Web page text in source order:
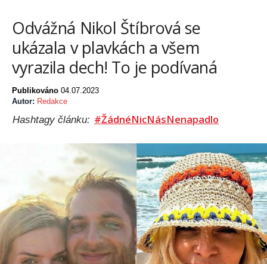
Odvážná Nikol Štíbrová se
ukázala v plavkách a všem
vyrazila dech! To je podívaná
Publikováno 04.07.2023
Autor: Redakce
Hashtagy článku: #ŽádnéNicNásNenapadlo